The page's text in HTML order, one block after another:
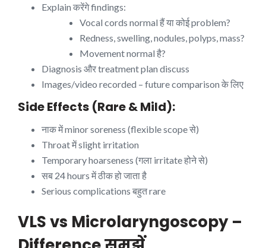
Explain करेंगे findings:
Vocal cords normal हैं या कोई problem?
Redness, swelling, nodules, polyps, mass?
Movement normal है?
Diagnosis और treatment plan discuss
Images/video recorded – future comparison के लिए
Side Effects (Rare & Mild):
नाक में minor soreness (flexible scope से)
Throat में slight irritation
Temporary hoarseness (गला irritate होने से)
सब 24 hours में ठीक हो जाता है
Serious complications बहुत rare
VLS vs Microlaryngoscopy –